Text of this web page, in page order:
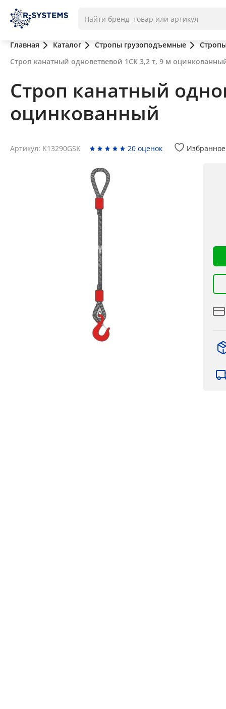
Главная Каталог Стропы грузоподъемные
Строп канатный одноветвевой 1СК 3,2 т, 9 м
Строп канатный
оцинкованный
Артикул: K13290GSK 20 оценок Избранное